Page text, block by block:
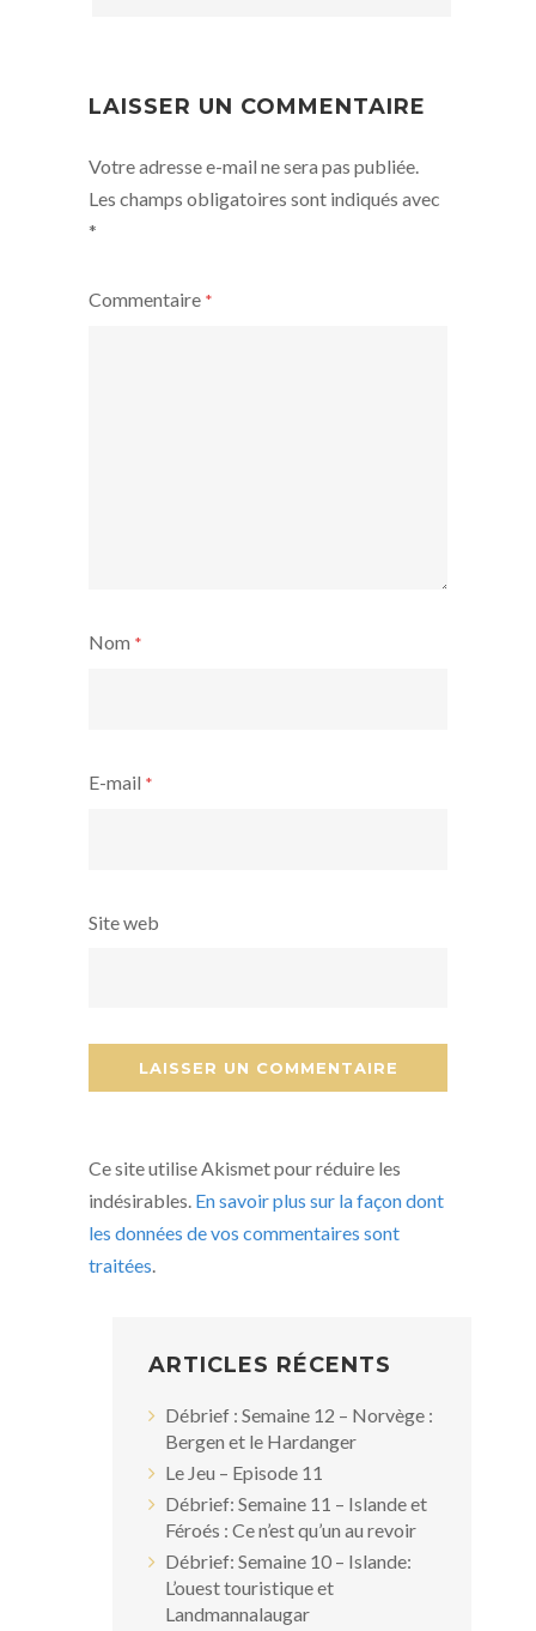
LAISSER UN COMMENTAIRE
Votre adresse e-mail ne sera pas publiée.
Les champs obligatoires sont indiqués avec
*
Commentaire *
Nom *
E-mail *
Site web
Ce site utilise Akismet pour réduire les
indésirables. En savoir plus sur la façon dont
les données de vos commentaires sont
traitées.
ARTICLES RÉCENTS
Débrief : Semaine 12 – Norvège :
Bergen et le Hardanger
Le Jeu – Episode 11
Débrief: Semaine 11 – Islande et
Féroés : Ce n’est qu’un au revoir
Débrief: Semaine 10 – Islande:
L’ouest touristique et
Landmannalaugar